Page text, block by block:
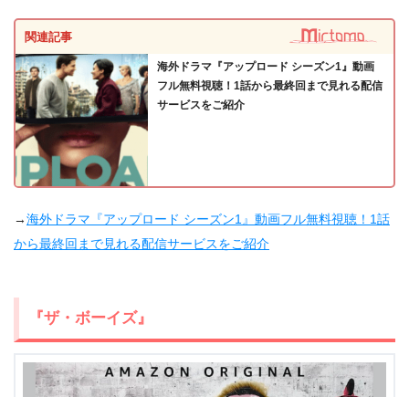
関連記事
海外ドラマ『アップロード シーズン1』動画
フル無料視聴！1話から最終回まで見れる配信
サービスをご紹介
→海外ドラマ『アップロード シーズン1』動画フル無料視聴！1話
から最終回まで見れる配信サービスをご紹介
『ザ・ボーイズ』